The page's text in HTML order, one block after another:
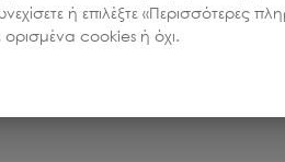
ρεύμα, Skipper, Ελλιμενισμός,
ή επιλέξτε «Περισσότερες
ορισμένα cookies ή όχι.